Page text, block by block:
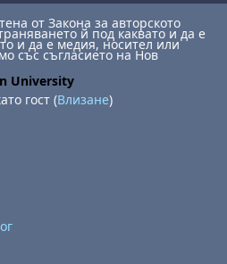
от Закона за авторското
й под каквато и да е
и да е медия, носител или
със съгласието на Нов
University
гост (Влизане)